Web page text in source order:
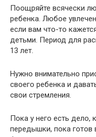
Поощряйте всячески
ребенка. Любое
если вам что-то
детьми. Период для
13 лет.
Нужно внимательно
своего ребенка и
свои стремления.
Пока у него есть дело,
передышки, пока готов